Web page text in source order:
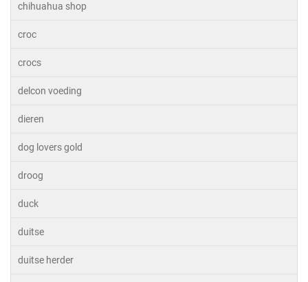
chihuahua shop
croc
crocs
delcon voeding
dieren
dog lovers gold
droog
duck
duitse
duitse herder